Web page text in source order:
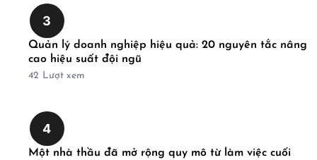
3
Quản lý doanh nghiệp hiệu quả: 20 nguyên tắc nâng
cao hiệu suất đội ngũ
42 Lượt xem
4
Một nhà thầu đã mở rộng quy mô từ làm việc cuối